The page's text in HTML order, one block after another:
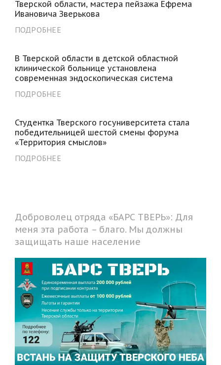
Тверской области, мастера пейзажа Ефрема
Ивановича Зверькова
ПОДРОБНЕЕ
В Тверской области в детской областной
клинической больнице установлена
современная эндоскопическая система
ПОДРОБНЕЕ
Студентка Тверского госуниверситета стала
победительницей шестой смены форума
«Территория смыслов»
ПОДРОБНЕЕ
Доброволец отряда «БАРС ТВЕРЬ»: Для
меня эта работа – благо. Мы должны
защищать наше население